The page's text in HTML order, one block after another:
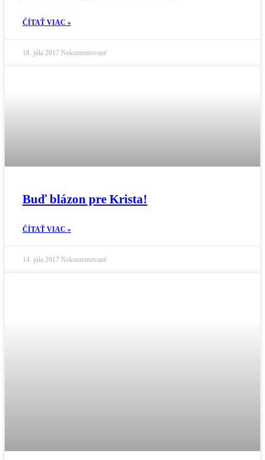
ČÍTAŤ VIAC »
18. júla 2017 Nekomentované
Buď blázon pre Krista!
ČÍTAŤ VIAC »
14. júla 2017 Nekomentované